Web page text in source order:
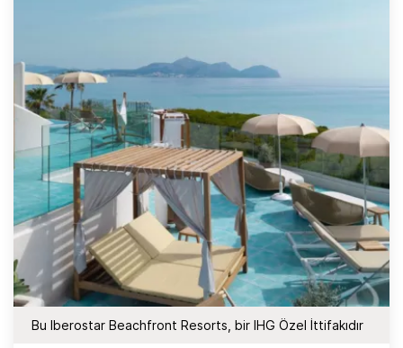
Bu Iberostar Beachfront Resorts, bir IHG Özel İttifakıdır